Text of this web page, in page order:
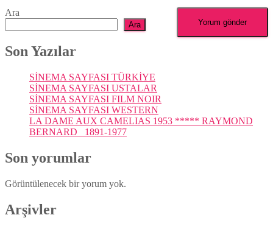
Ara
Ara
Son Yazılar
SİNEMA SAYFASI TÜRKİYE
SİNEMA SAYFASI USTALAR
SİNEMA SAYFASI FILM NOIR
SİNEMA SAYFASI WESTERN
LA DAME AUX CAMELIAS 1953 ***** RAYMOND
BERNARD 1891-1977
Son yorumlar
Görüntülenecek bir yorum yok.
Arşivler